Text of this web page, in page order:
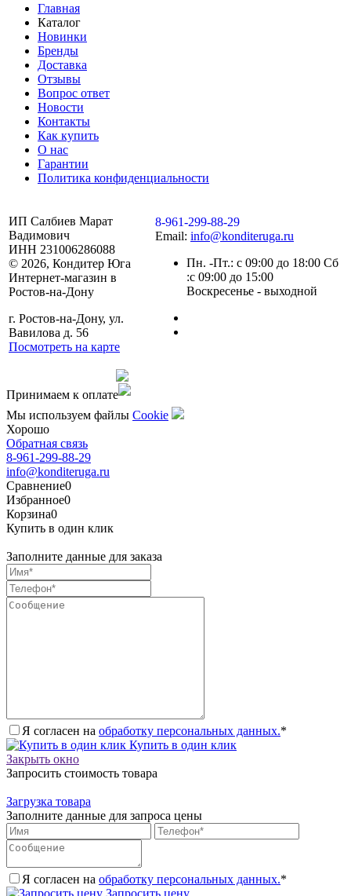
Главная
Каталог
Новинки
Бренды
Доставка
Отзывы
Вопрос ответ
Новости
Контакты
Как купить
О нас
Гарантии
Политика конфиденциальности
ИП Салбиев Марат
Вадимович
ИНН 231006286088
© 2026, Кондитер Юга
Интернет-магазин в
Ростов-на-Дону
г. Ростов-на-Дону, ул.
Вавилова д. 56
Посмотреть на карте
8-961-299-88-29
Email: info@konditeruga.ru
Пн. -Пт.: с 09:00 до 18:00 Сб
:с 09:00 до 15:00
Воскресенье - выходной
Принимаем к оплате
Мы используем файлы Сookie
Хорошо
Обратная связь
8-961-299-88-29
info@konditeruga.ru
Сравнение0
Избранное0
Корзина0
Купить в один клик
Заполните данные для заказа
Я согласен на обработку персональных данных.*
Купить в один клик
Закрыть окно
Запросить стоимость товара
Загрузка товара
Заполните данные для запроса цены
Я согласен на обработку персональных данных.*
Запросить цену